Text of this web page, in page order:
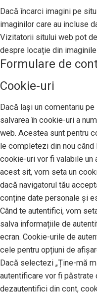
Dacă încarci imagini pe
imaginilor care au incluse
Vizitatorii sitului web pot
despre locație din
Formulare de
Cookie-uri
Dacă lași un comentariu
salvarea în cookie-uri a
web. Acestea sunt pentru
le completezi din nou
cookie-uri vor fi valabile un
acest sit, vom seta un
dacă navigatorul tău
conține date personale și
Când te autentifici, vom
salva informațiile de
ecran. Cookie-urile de
cele pentru opțiuni de
Dacă selectezi „Ține-mă
autentificare vor fi păstrate
dezautentifici din cont,